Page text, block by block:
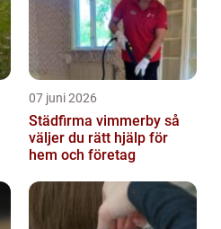
07 juni 2026
Städfirma vimmerby så
väljer du rätt hjälp för
hem och företag